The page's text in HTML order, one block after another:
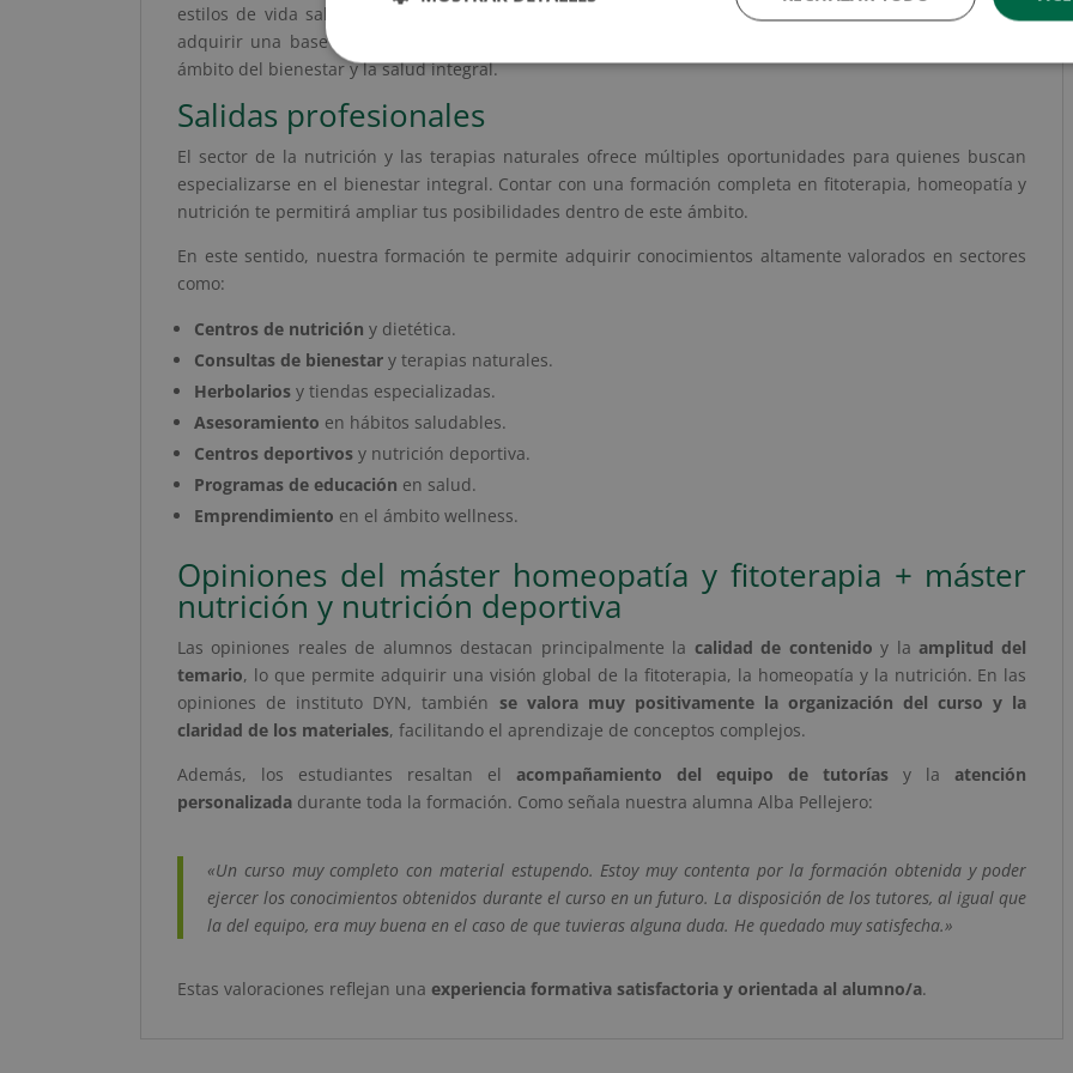
estilos de vida saludables y prevención de enfermedades. Por ello, vale la pena, ya que te permitirá
adquirir una base sólida en disciplinas complementarias que cada vez tienen mayor presencia en el
ámbito del bienestar y la salud integral.
Salidas profesionales
El sector de la nutrición y las terapias naturales ofrece múltiples oportunidades para quienes buscan
especializarse en el bienestar integral. Contar con una formación completa en fitoterapia, homeopatía y
nutrición te permitirá ampliar tus posibilidades dentro de este ámbito.
En este sentido, nuestra formación te permite adquirir conocimientos altamente valorados en sectores
como:
Centros de nutrición y dietética.
Consultas de bienestar y terapias naturales.
Herbolarios y tiendas especializadas.
Asesoramiento en hábitos saludables.
Centros deportivos y nutrición deportiva.
Programas de educación en salud.
Emprendimiento en el ámbito wellness.
Opiniones del máster homeopatía y fitoterapia + máster
nutrición y nutrición deportiva
Las opiniones reales de alumnos destacan principalmente la calidad de contenidoy la amplitud del
temario, lo que permite adquirir una visión global de la fitoterapia, la homeopatía y la nutrición. En las
opiniones de instituto DYN, también se valora muy positivamente la organización del curso y la
claridad de los materiales, facilitando el aprendizaje de conceptos complejos.
Además, los estudiantes resaltan elacompañamiento del equipo de tutorías y laatención
personalizada durante toda la formación. Como señala nuestra alumna Alba Pellejero:
«Un curso muy completo con material estupendo. Estoy muy contenta por la formación obtenida y poder
ejercer los conocimientos obtenidos durante el curso en un futuro. La disposición de los tutores, al igual que
la del equipo, era muy buena en el caso de que tuvieras alguna duda. He quedado muy satisfecha.»
Estas valoraciones reflejan una experiencia formativa satisfactoria y orientada al alumno/a.